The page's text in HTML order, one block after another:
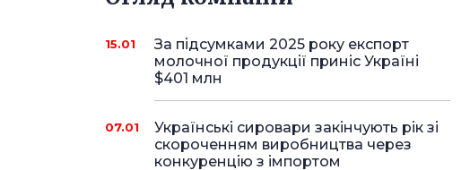
15.01
За підсумками 2025 року експорт
молочної продукції приніс Україні
$401 млн
07.01
Українські сировари закінчують рік зі
скороченням виробництва через
конкуренцію з імпортом